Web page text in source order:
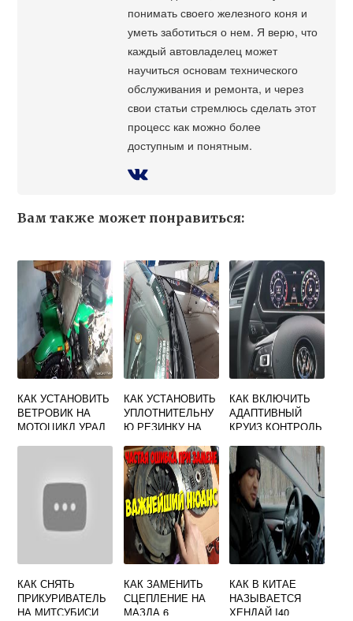
понимать своего железного коня и
уметь заботиться о нем. Я верю, что
каждый автовладелец может
научиться основам технического
обслуживания и ремонта, и через
свои статьи стремлюсь сделать этот
процесс как можно более
доступным и понятным.
Вам также может понравиться:
КАК УСТАНОВИТЬ
ВЕТРОВИК НА
МОТОЦИКЛ УРАЛ
КАК УСТАНОВИТЬ
УПЛОТНИТЕЛЬНУ
Ю РЕЗИНКУ НА
СТЕКЛО РЕНО
ДАСТЕР
КАК ВКЛЮЧИТЬ
АДАПТИВНЫЙ
КРУИЗ КОНТРОЛЬ
КАК СНЯТЬ
ПРИКУРИВАТЕЛЬ
НА МИТСУБИСИ
КАК ЗАМЕНИТЬ
СЦЕПЛЕНИЕ НА
МАЗДА 6
КАК В КИТАЕ
НАЗЫВАЕТСЯ
ХЕНДАЙ I40